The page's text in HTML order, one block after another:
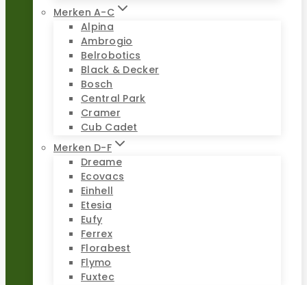
Merken A-C
Alpina
Ambrogio
Belrobotics
Black & Decker
Bosch
Central Park
Cramer
Cub Cadet
Merken D-F
Dreame
Ecovacs
Einhell
Etesia
Eufy
Ferrex
Florabest
Flymo
Fuxtec